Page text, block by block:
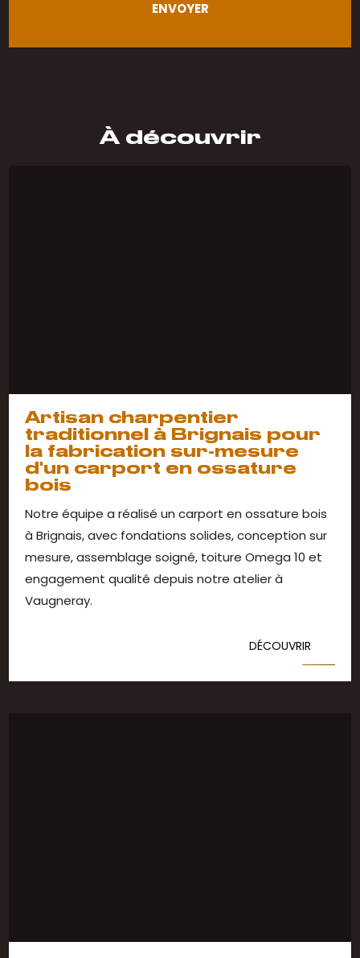
À découvrir
Artisan charpentier
traditionnel à Brignais pour
la fabrication sur-mesure
d'un carport en ossature
bois
Notre équipe a réalisé un carport en ossature bois
à Brignais, avec fondations solides, conception sur
mesure, assemblage soigné, toiture Omega 10 et
engagement qualité depuis notre atelier à
Vaugneray.
DÉCOUVRIR